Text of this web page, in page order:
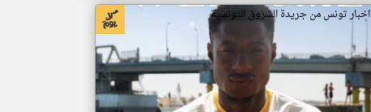
اخبار تونس من جريدة الشروق التونسية